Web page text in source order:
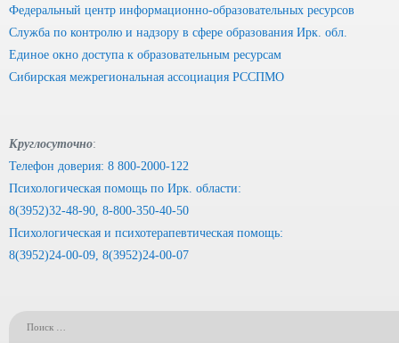
Федеральный центр информационно-образовательных ресурсов
Служба по контролю и надзору в сфере образования Ирк. обл.
Единое окно доступа к образовательным ресурсам
Сибирская межрегиональная ассоциация РССПМО
Круглосуточно:
Телефон доверия: 8 800-2000-122
Психологическая помощь по Ирк. области:
8(3952)32-48-90, 8-800-350-40-50
Психологическая и психотерапевтическая помощь:
8(3952)24-00-09, 8(3952)24-00-07